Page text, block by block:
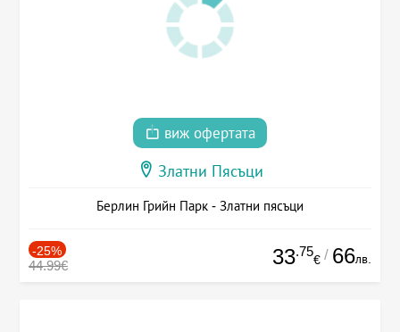
виж офертата
Златни Пясъци
Берлин Грийн Парк - Златни пясъци
-25%
44.99€ 33.75
€ / 66лв.